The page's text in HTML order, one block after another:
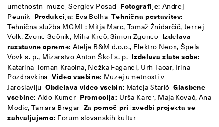
umetnostni muzej Sergiev Posad Fotografije: Andrej
Peunik Produkcija: Eva Bolha Tehnična postavitev:
Tehnična služba MGML: Mitja Marc, Tomaž Žnidarčič, Jernej
Volk, Zvone Sečnik, Miha Kreč, Simon Zgonec Izdelava
razstavne opreme: Atelje B&M d.o.o., Elektro Neon, Špela
Vovk s. p., Mizarstvo Anton Škof s. p. Izdelava zlate sobe:
Katarina Toman Kracina, Nežka Faganel, Urh Tacar, Irina
Pozdravkina Video vsebine: Muzej umetnosti v
Jaroslavlju Obdelava video vsebin: Mateja Starič Glasbene
vsebine: Aldo Kumer Promocija: Urša Karer, Maja Kovač, Ana
Modic, Tamara Bregar Za pomoč pri izvedbi projekta se
zahvaljujemo: Forum slovanskih kultur